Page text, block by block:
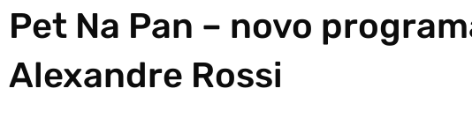
Pet Na Pan – novo
Alexandre Rossi